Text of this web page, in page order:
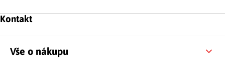
Zápatí
Kontakt
Vše o nákupu